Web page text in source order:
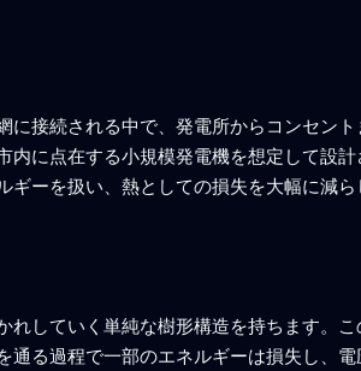
接続される中で、発電所からコンセン
に点在する小規模発電機を想定して設
ーを扱い、熱としての損失を大幅に減
していく単純な樹形構造を持ちます。
る過程で一部のエネルギーは損失し、